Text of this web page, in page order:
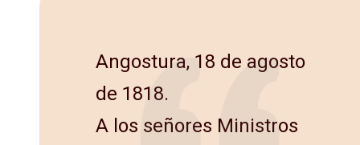
Angostura, 18 de agosto
de 1818.
A los señores Ministros